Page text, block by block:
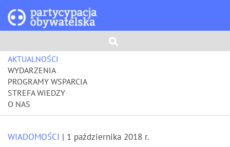
AKTUALNOŚCI
WYDARZENIA
PROGRAMY WSPARCIA
STREFA WIEDZY
O NAS
WIADOMOŚCI | 1 października 2018 r.